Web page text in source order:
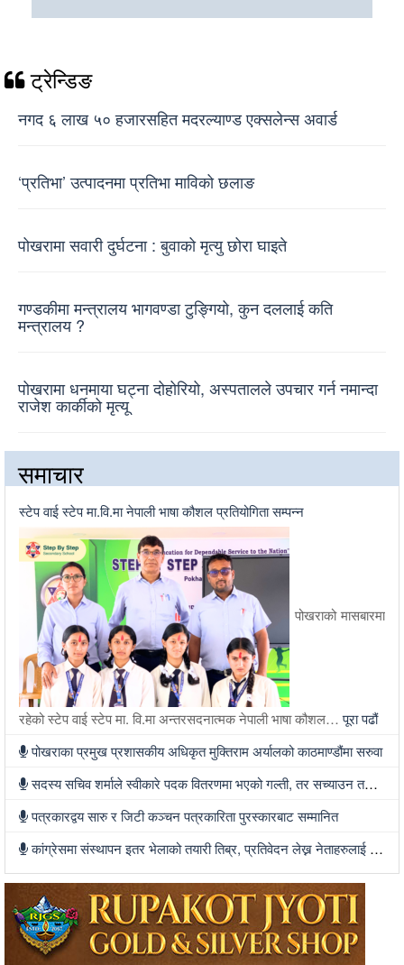
ट्रेन्डिङ
नगद ६ लाख ५० हजारसहित मदरल्याण्ड एक्सलेन्स अवार्ड
‘प्रतिभा’ उत्पादनमा प्रतिभा माविको छलाङ
पोखरामा सवारी दुर्घटना : बुवाको मृत्यु छोरा घाइते
गण्डकीमा मन्त्रालय भागवण्डा टुङ्गियो, कुन दललाई कति
मन्त्रालय ?
पोखरामा धनमाया घट्ना दोहोरियो, अस्पतालले उपचार गर्न नमान्दा
राजेश कार्कीको मृत्यू
समाचार
स्टेप वाई स्टेप मा.वि.मा नेपाली भाषा कौशल प्रतियोगिता सम्पन्न
पोखराको मासबारमा
रहेको स्टेप वाई स्टेप मा. वि.मा अन्तरसदनात्मक नेपाली भाषा कौशल…पूरा पढौं
पोखराका प्रमुख प्रशासकीय अधिकृत मुक्तिराम अर्यालको काठमाण्डौंमा सरुवा
सदस्य सचिव शर्माले स्वीकारे पदक वितरणमा भएको गल्ती, तर सच्याउन तयार भएनन्
पत्रकारद्वय सारु र जिटी कञ्चन पत्रकारिता पुरस्कारबाट सम्मानित
कांग्रेसमा संस्थापन इतर भेलाको तयारी तिब्र, प्रतिवेदन लेख्न नेताहरुलाई जिम्मेवारी, भेलामा सहभागी हुन देउवा फर्कदैं